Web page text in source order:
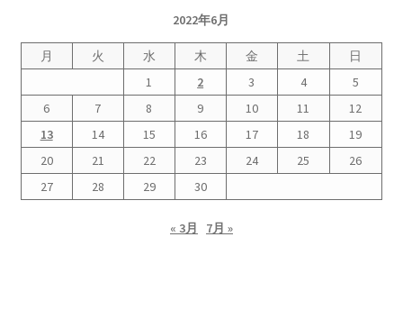
2022年6月
月 火 水 木 金 土
日
1
2 3 4
5
6
7 8 9 10 11
12
13
14 15 16 17 18
19
20
21 22 23 24 25
26
27
28 29 30
« 3月 7月 »